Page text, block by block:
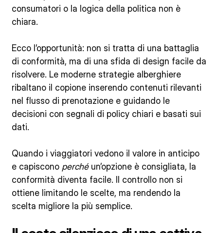
consumatori o la logica della politica non è
chiara.
Ecco l’opportunità: non si tratta di una battaglia
di conformità, ma di una sfida di design facile da
risolvere. Le moderne strategie alberghiere
ribaltano il copione inserendo contenuti rilevanti
nel flusso di prenotazione e guidando le
decisioni con segnali di policy chiari e basati sui
dati.
Quando i viaggiatori vedono il valore in anticipo
e capiscono perchéun’opzione è consigliata, la
conformità diventa facile. Il controllo non si
ottiene limitando le scelte, ma rendendo la
scelta migliore la più semplice.